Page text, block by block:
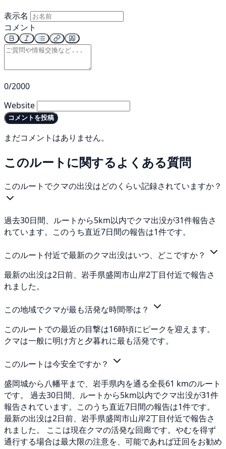
表示名
コメント
0/2000
Website
コメントを投稿
まだコメントはありません。
このルートに関するよくある質問
このルートでクマの出没はどのくらい記録されていますか？
過去30日間、ルートから5km以内でクマ出没が31件報告さ
れています。このうち直近7日間の報告は1件です。
このルート付近で最新のクマ出没はいつ、どこですか？
最新の出没は2日前、岩手県盛岡市山岸2丁目付近で報告さ
れました。
この地域でクマが最も活発な時間帯は？
このルートでの最近の目撃は16時頃にピークを迎えます。
クマは一般に明け方と夕暮れに最も活発です。
このルートは今安全ですか？
盛岡城から八幡平まで、岩手県内を通る全長61 kmのルート
です。 過去30日間、ルートから5km以内でクマ出没が31件
報告されています。このうち直近7日間の報告は1件です。
最新の出没は2日前、岩手県盛岡市山岸2丁目付近で報告さ
れました。 ここは現在クマの活発な回廊です。やむを得ず
通行する場合は最大限の注意を、可能であれば迂回をお勧め